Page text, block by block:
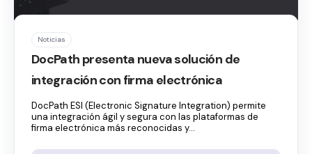
Noticias
DocPath presenta nueva solución de
integración con firma electrónica
DocPath ESI (Electronic Signature Integration) permite
una integración ágil y segura con las plataformas de
firma electrónica más reconocidas y...